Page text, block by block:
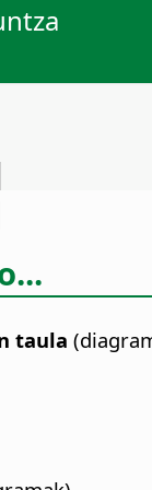
taula